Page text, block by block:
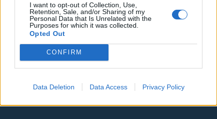
I want to opt-out of Collection, Use,
Retention, Sale, and/or Sharing of my
Personal Data that Is Unrelated with the
Purposes for which it was collected.
Opted Out
CONFIRM
Data Deletion Data Access Privacy Policy
Some
YouTube
Twitter